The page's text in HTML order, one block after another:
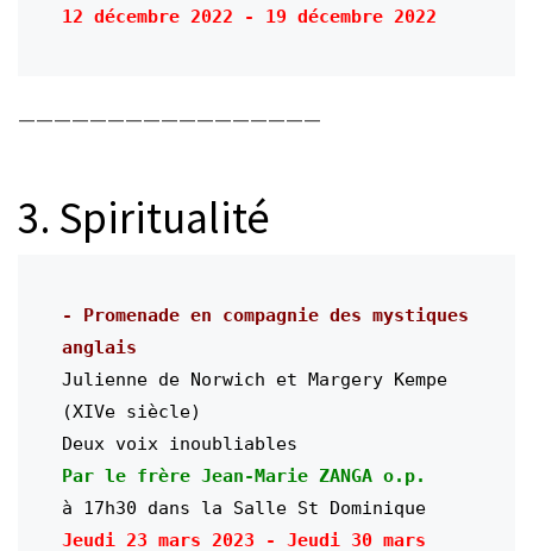
12 décembre 2022 - 19 décembre 2022
—————————————————
3. Spiritualité
- Promenade en compagnie des mystiques
Julienne de Norwich et Margery Kempe
(XIVe siècle)
Deux voix inoubliables
Par le frère Jean-Marie ZANGA o.p.
à 17h30 dans la Salle St Dominique
Jeudi 23 mars 2023 - Jeudi 30 mars